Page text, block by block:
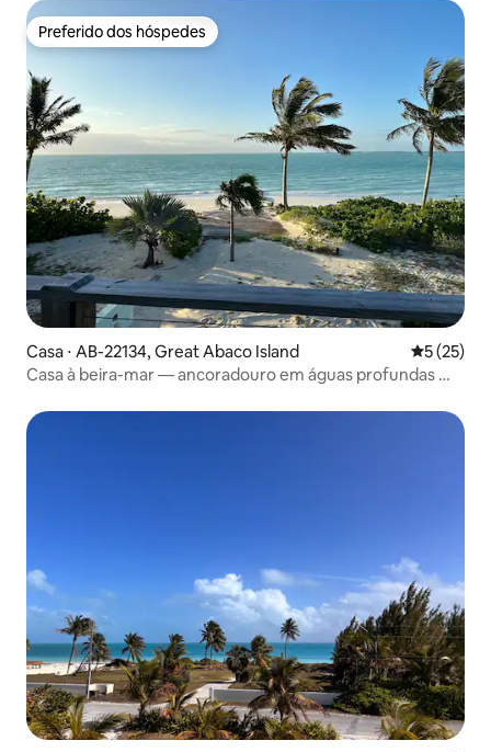
Preferido dos hóspedes
Preferido dos hóspedes
Casa ⋅ AB-22134, Great Abaco Island 5 de uma
5 (25)
Casa à beira-mar — ancoradouro em águas profundas —